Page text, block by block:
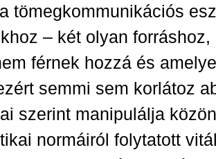
tömegkommunikációs
– két olyan
férnek hozzá és
semmi sem korlátoz
szerint manipulálja
normáiról folytatott